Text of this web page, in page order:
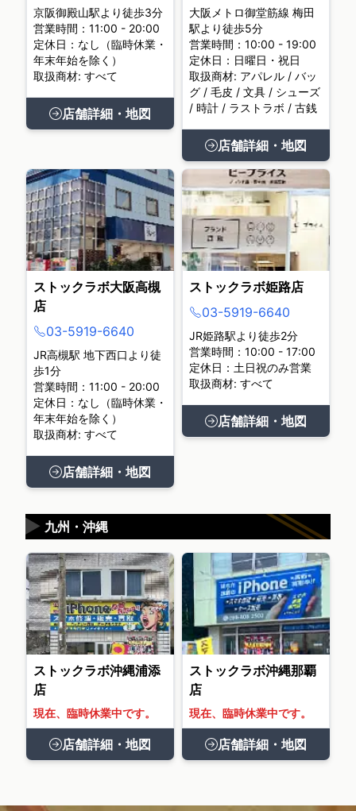
京阪御殿山駅より徒歩3分
営業時間：11:00 - 20:00
定休日：なし（臨時休業・
年末年始を除く）
取扱商材: すべて
店舗詳細・地図
大阪メトロ御堂筋線 梅田
駅より徒歩5分
営業時間：10:00 - 19:00
定休日：日曜日・祝日
取扱商材: アパレル / バッ
グ / 毛皮 / 文具 / シューズ
/ 時計 / ラストラボ / 古銭
店舗詳細・地図
ストックラボ大阪高槻
店
03-5919-6640
JR高槻駅 地下西口より徒
歩1分
営業時間：11:00 - 20:00
定休日：なし（臨時休業・
年末年始を除く）
取扱商材: すべて
店舗詳細・地図
ストックラボ姫路店
03-5919-6640
JR姫路駅より徒歩2分
営業時間：10:00 - 17:00
定休日：土日祝のみ営業
取扱商材: すべて
店舗詳細・地図
九州・沖縄
▶
ストックラボ沖縄浦添
店
現在、臨時休業中です。
店舗詳細・地図
ストックラボ沖縄那覇
店
現在、臨時休業中です。
店舗詳細・地図